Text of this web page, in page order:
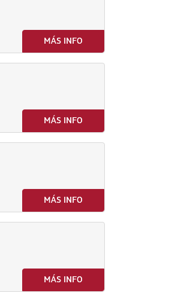
MÁS INFO
MÁS INFO
MÁS INFO
MÁS INFO